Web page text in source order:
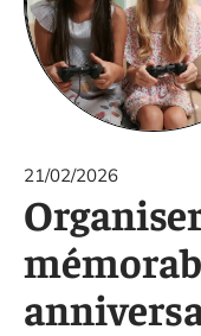
21/02/2026